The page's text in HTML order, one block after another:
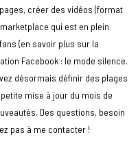
créer des vidéos (format
qui est en plein
(en savoir plus sur la
Facebook : le mode silence.
désormais définir des plages
mise à jour du mois de
Des questions, besoin
pas à me contacter !